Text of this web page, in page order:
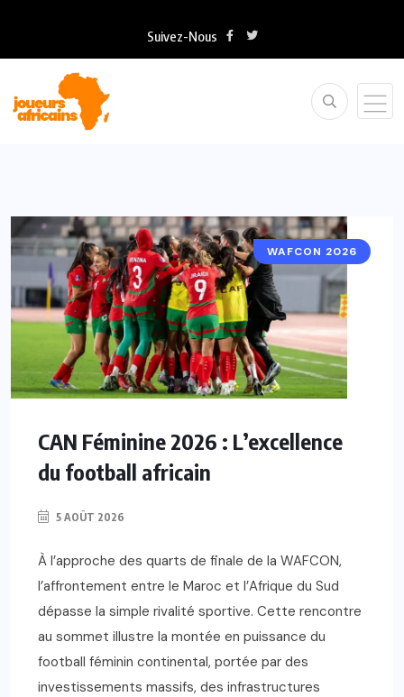
Suivez-Nous
WAFCON 2026
CAN Féminine 2026 : L’excellence
du football africain
5 AOÛT 2026
À l’approche des quarts de finale de la WAFCON,
l’affrontement entre le Maroc et l’Afrique du Sud
dépasse la simple rivalité sportive. Cette rencontre
au sommet illustre la montée en puissance du
football féminin continental, portée par des
investissements massifs, des infrastructures